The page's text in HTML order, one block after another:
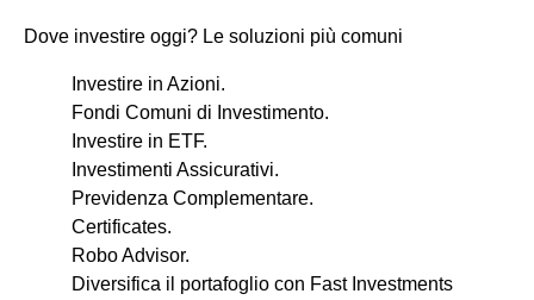
Dove investire oggi? Le soluzioni più comuni
Investire in Azioni.
Fondi Comuni di Investimento.
Investire in ETF.
Investimenti Assicurativi.
Previdenza Complementare.
Certificates.
Robo Advisor.
Diversifica il portafoglio con Fast Investments